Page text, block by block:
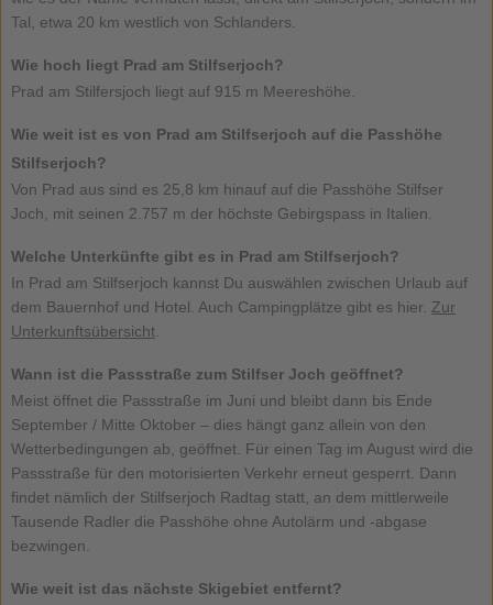
Tal, etwa 20 km westlich von Schlanders.
Wie hoch liegt Prad am Stilfserjoch?
Prad am Stilfersjoch liegt auf 915 m Meereshöhe.
Wie weit ist es von Prad am Stilfserjoch auf die Passhöhe
Stilfserjoch?
Von Prad aus sind es 25,8 km hinauf auf die Passhöhe Stilfser
Joch, mit seinen 2.757 m der höchste Gebirgspass in Italien.
Welche Unterkünfte gibt es in Prad am Stilfserjoch?
In Prad am Stilfserjoch kannst Du auswählen zwischen Urlaub auf
dem Bauernhof und Hotel. Auch Campingplätze gibt es hier. Zur
Unterkunftsübersicht.
Wann ist die Passstraße zum Stilfser Joch geöffnet?
Meist öffnet die Passstraße im Juni und bleibt dann bis Ende
September / Mitte Oktober – dies hängt ganz allein von den
Wetterbedingungen ab, geöffnet. Für einen Tag im August wird die
Passstraße für den motorisierten Verkehr erneut gesperrt. Dann
findet nämlich der Stilfserjoch Radtag statt, an dem mittlerweile
Tausende Radler die Passhöhe ohne Autolärm und -abgase
bezwingen.
Wie weit ist das nächste Skigebiet entfernt?